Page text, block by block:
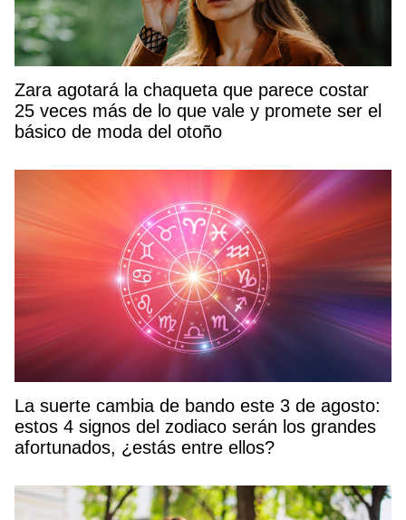
Zara agotará la chaqueta que parece costar
25 veces más de lo que vale y promete ser el
básico de moda del otoño
La suerte cambia de bando este 3 de agosto:
estos 4 signos del zodiaco serán los grandes
afortunados, ¿estás entre ellos?